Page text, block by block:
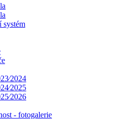
systém
- fotogalerie